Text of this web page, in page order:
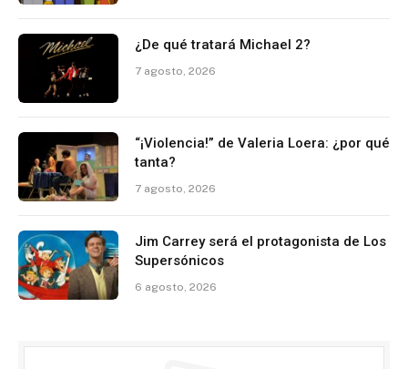
¿De qué tratará Michael 2?
7 agosto, 2026
“¡Violencia!” de Valeria Loera: ¿por qué
tanta?
7 agosto, 2026
Jim Carrey será el protagonista de Los
Supersónicos
6 agosto, 2026